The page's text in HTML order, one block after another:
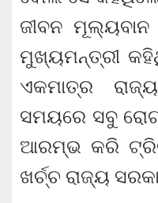
ଜୀବନ
ମୁଖ୍ୟମନ୍ତ୍ରୀ
ଏକମାତ୍ର
ସମୟରେ ସବୁ
ଆରମ୍ଭ କରି
ଖର୍ଚ୍ଚ ରାଜ୍ୟ